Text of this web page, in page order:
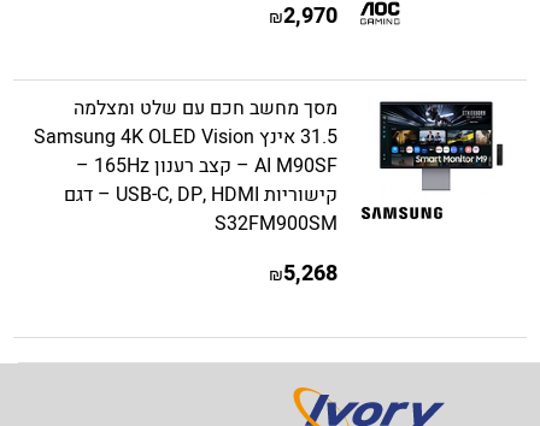
2,970
₪
מסך מחשב חכם עם שלט ומצלמה
31.5 אינץ Samsung 4K OLED Vision
AI M90SF – קצב רענון 165Hz –
קישוריות USB-C, DP, HDMI – דגם
S32FM900SM
5,268
₪